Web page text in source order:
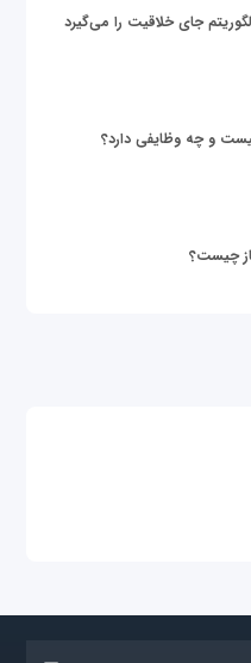
جای خلاقیت را می‌گیرد
و چه وظایفی دارد؟
چیست؟